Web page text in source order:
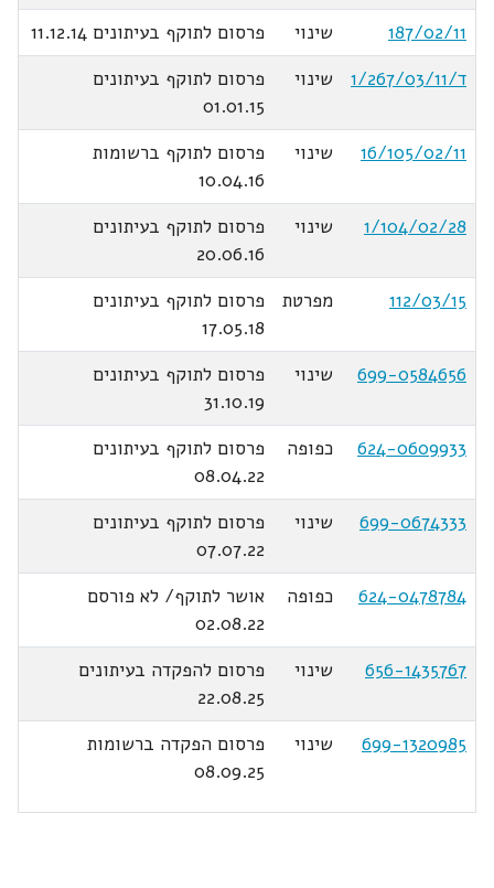
187/02/11
שינוי
פרסום לתוקף בעיתונים 11.12.14
ד/1/267/03/11
שינוי
פרסום לתוקף בעיתונים
01.01.15
16/105/02/11
שינוי
פרסום לתוקף ברשומות
10.04.16
1/104/02/28
שינוי
פרסום לתוקף בעיתונים
20.06.16
112/03/15
מפרטת
פרסום לתוקף בעיתונים
17.05.18
699-0584656
שינוי
פרסום לתוקף בעיתונים
31.10.19
624-0609933
כפופה
פרסום לתוקף בעיתונים
08.04.22
699-0674333
שינוי
פרסום לתוקף בעיתונים
07.07.22
624-0478784
כפופה
אושר לתוקף/ לא פורסם
02.08.22
656-1435767
שינוי
פרסום להפקדה בעיתונים
22.08.25
699-1320985
שינוי
פרסום הפקדה ברשומות
08.09.25